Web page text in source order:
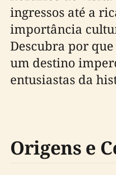
ingressos até a
importância
Descubra por
um destino
entusiastas da
Origens e